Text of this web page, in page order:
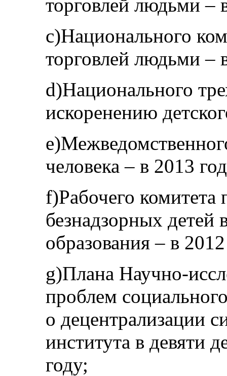
торговлей людьми –
c)Национального
торговлей людьми –
d)Национального
искоренению
человека – в 2013
f)Рабочего комитета
безнадзорных детей
образования – в
g)Плана Научно-
проблем
о децентрализации
института в девяти
году;